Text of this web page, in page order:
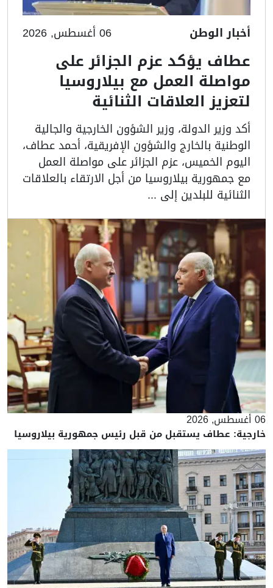
أخبار الوطن 06 أغسطس, 2026
عطاف يؤكد عزم الجزائر على
مواصلة العمل مع بيلاروسيا
لتعزيز العلاقات الثنائية
أكد وزير الدولة، وزير الشؤون الخارجية والجالية
الوطنية بالخارج والشؤون الإفريقية، أحمد عطاف،
اليوم الخميس، عزم الجزائر على مواصلة العمل
مع جمهورية بيلاروسيا من أجل الارتقاء بالعلاقات
الثنائية للبلدين إلى ...
06 أغسطس, 2026
خارجية: عطاف يستقبل من قبل رئيس جمهورية بيلاروسيا